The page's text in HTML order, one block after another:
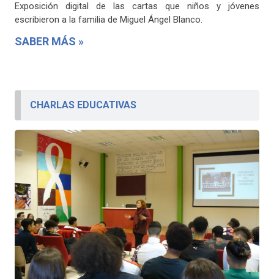
Exposición digital de las cartas que niños y jóvenes
escribieron a la familia de Miguel Ángel Blanco.
SABER MÁS »
CHARLAS EDUCATIVAS